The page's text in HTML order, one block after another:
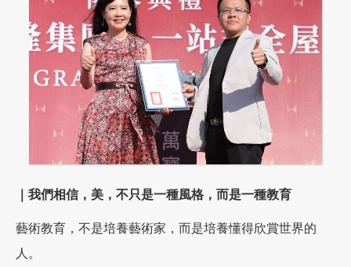
｜我們相信，美，不只是一種風格，而是一種教育
藝術教育，不是培養藝術家，而是培養懂得欣賞世界的
人。